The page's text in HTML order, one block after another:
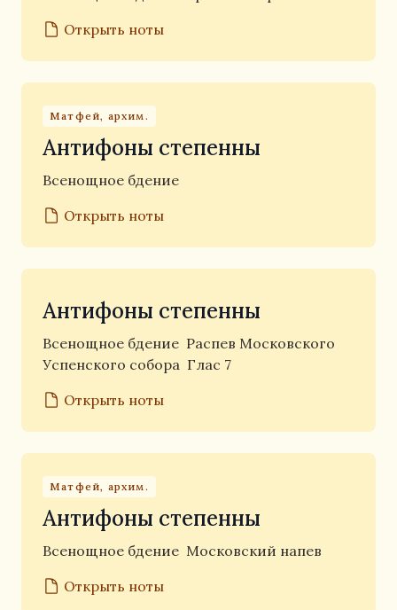
Открыть ноты
Матфей, архим.
Антифоны степенны
Всенощное бдение
Открыть ноты
Антифоны степенны
Всенощное бдение Распев Московского
Успенского собора Глас 7
Открыть ноты
Матфей, архим.
Антифоны степенны
Всенощное бдение Московский напев
Открыть ноты